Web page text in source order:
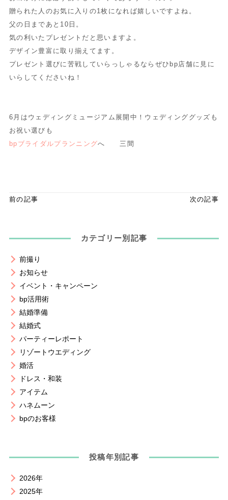
贈られた人のお気に入りの1枚になれば嬉しいですよね。
父の日まであと10日。
気の利いたプレゼントだと思いますよ。
デザイン豊富に取り揃えてます。
プレゼント選びに苦戦していらっしゃるならぜひbp店舗に見に
いらしてくださいね！
6月はウェディングミュージアム展開中！ウェディンググッズも
お祝い選びも
bpブライダルプランニングへ 三間
前の記事 次の記事
カテゴリー別記事
前撮り
お知らせ
イベント・キャンペーン
bp活用術
結婚準備
結婚式
パーティーレポート
リゾートウエディング
婚活
ドレス・和装
アイテム
ハネムーン
bpのお客様
投稿年別記事
2026年
2025年